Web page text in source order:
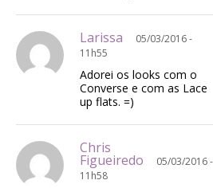
Larissa
05/03/2016 -
11h55
Adorei os looks com o
Converse e com as Lace
up flats. =)
Chris
Figueiredo
05/03/2016 -
11h58